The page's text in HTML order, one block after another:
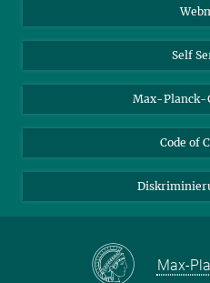
Kolloidchemie
Nachhaltige und Bio-
Self
Max-Planck-
Code of
Max-